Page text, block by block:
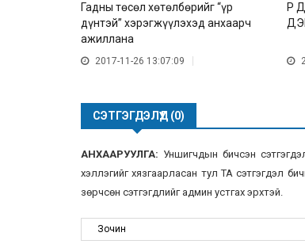
Гадны төсөл хөтөлбөрийг “үр
дүнтэй” хэрэгжүүлэхэд анхаарч
ажиллана
2017-11-26 13:07:09
ҮР
СЭТГЭГДЭЛҮҮД (0)
АНХААРУУЛГА: Уншигчдын бичсэн
хэллэгийг хязгаарласан тул ТА сэтгэгдэл
зөрчсөн сэтгэгдлийг админ устгах эрхтэй.